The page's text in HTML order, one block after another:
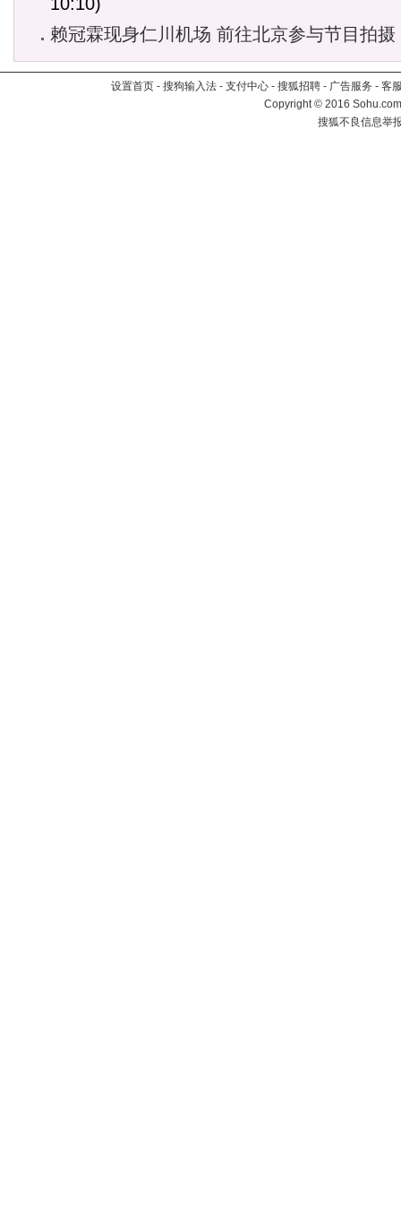
赖冠霖现身仁川机场 前往北京参与节目拍摄
设置首页 - 搜狗输入法 - 支付中心 - 搜狐招聘 - 广告服务 - 客
Copyright©2016
搜狐不良信息举